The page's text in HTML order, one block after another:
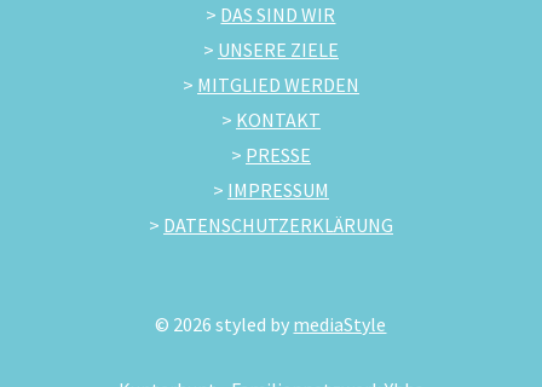
> DAS SIND WIR
> UNSERE ZIELE
> MITGLIED WERDEN
> KONTAKT
> PRESSE
> IMPRESSUM
> DATENSCHUTZERKLÄRUNG
© 2026 styled by mediaStyle